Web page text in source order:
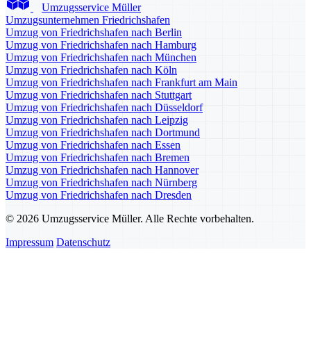
Umzugsservice Müller
Umzugsunternehmen Friedrichshafen
Umzug von Friedrichshafen nach Berlin
Umzug von Friedrichshafen nach Hamburg
Umzug von Friedrichshafen nach München
Umzug von Friedrichshafen nach Köln
Umzug von Friedrichshafen nach Frankfurt am Main
Umzug von Friedrichshafen nach Stuttgart
Umzug von Friedrichshafen nach Düsseldorf
Umzug von Friedrichshafen nach Leipzig
Umzug von Friedrichshafen nach Dortmund
Umzug von Friedrichshafen nach Essen
Umzug von Friedrichshafen nach Bremen
Umzug von Friedrichshafen nach Hannover
Umzug von Friedrichshafen nach Nürnberg
Umzug von Friedrichshafen nach Dresden
© 2026 Umzugsservice Müller. Alle Rechte vorbehalten.
Impressum Datenschutz